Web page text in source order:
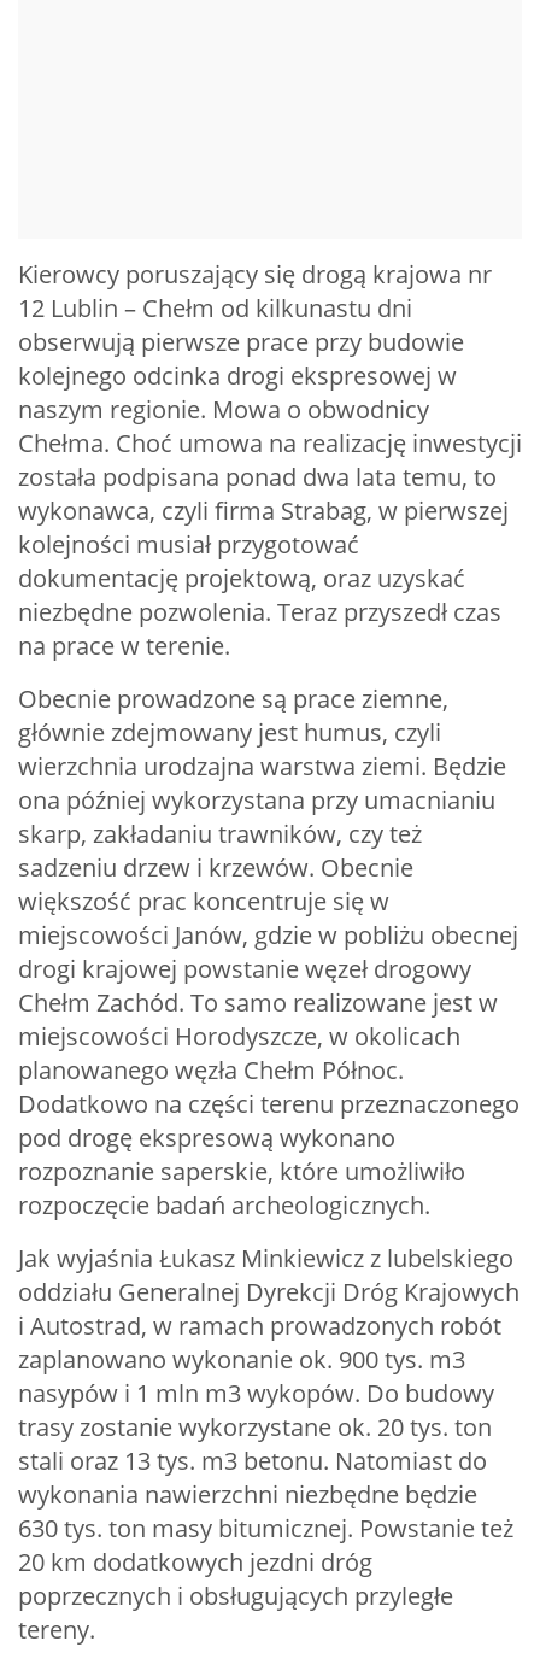
Kierowcy poruszający się drogą krajowa nr
12 Lublin – Chełm od kilkunastu dni
obserwują pierwsze prace przy budowie
kolejnego odcinka drogi ekspresowej w
naszym regionie. Mowa o obwodnicy
Chełma. Choć umowa na realizację inwestycji
została podpisana ponad dwa lata temu, to
wykonawca, czyli firma Strabag, w pierwszej
kolejności musiał przygotować
dokumentację projektową, oraz uzyskać
niezbędne pozwolenia. Teraz przyszedł czas
na prace w terenie.
Obecnie prowadzone są prace ziemne,
głównie zdejmowany jest humus, czyli
wierzchnia urodzajna warstwa ziemi. Będzie
ona później wykorzystana przy umacnianiu
skarp, zakładaniu trawników, czy też
sadzeniu drzew i krzewów. Obecnie
większość prac koncentruje się w
miejscowości Janów, gdzie w pobliżu obecnej
drogi krajowej powstanie węzeł drogowy
Chełm Zachód. To samo realizowane jest w
miejscowości Horodyszcze, w okolicach
planowanego węzła Chełm Północ.
Dodatkowo na części terenu przeznaczonego
pod drogę ekspresową wykonano
rozpoznanie saperskie, które umożliwiło
rozpoczęcie badań archeologicznych.
Jak wyjaśnia Łukasz Minkiewicz z lubelskiego
oddziału Generalnej Dyrekcji Dróg Krajowych
i Autostrad, w ramach prowadzonych robót
zaplanowano wykonanie ok. 900 tys. m3
nasypów i 1 mln m3 wykopów. Do budowy
trasy zostanie wykorzystane ok. 20 tys. ton
stali oraz 13 tys. m3 betonu. Natomiast do
wykonania nawierzchni niezbędne będzie
630 tys. ton masy bitumicznej. Powstanie też
20 km dodatkowych jezdni dróg
poprzecznych i obsługujących przyległe
tereny.